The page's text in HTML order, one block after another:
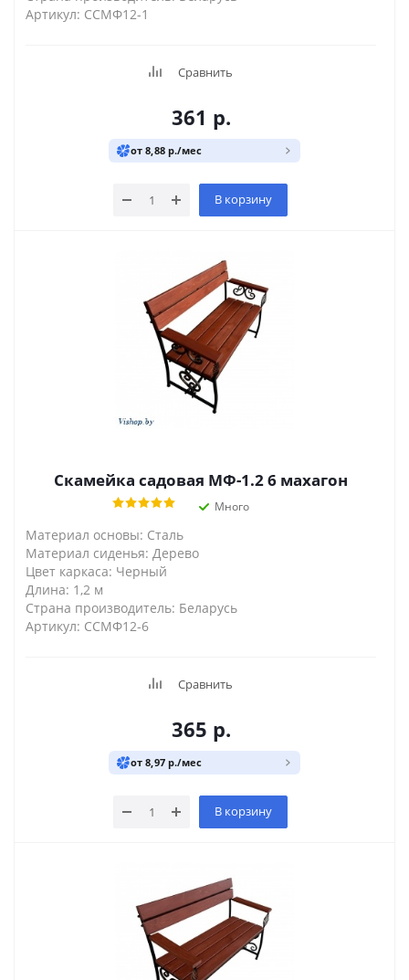
Артикул: ССМФ12-1
Сравнить
361 р.
от 8,88 р./мес
В корзину
Скамейка садовая МФ-1.2 6 махагон
Много
Материал основы: Сталь
Материал сиденья: Дерево
Цвет каркаса: Черный
Длина: 1,2 м
Страна производитель: Беларусь
Артикул: ССМФ12-6
Сравнить
365 р.
от 8,97 р./мес
В корзину